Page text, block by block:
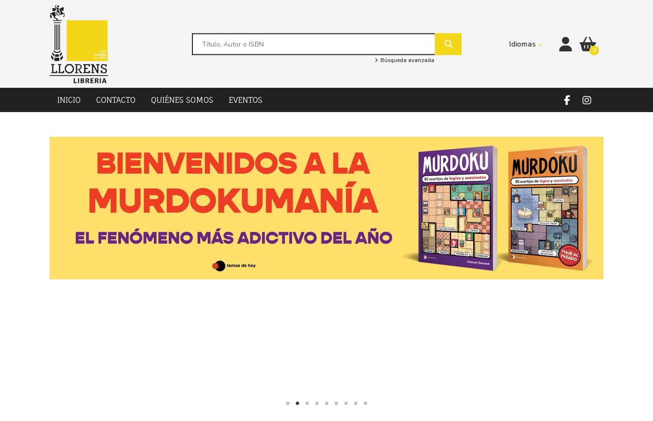
Búsqueda avanzada
Idiomas
0
INICIO CONTACTO QUIÉNES SOMOS EVENTOS